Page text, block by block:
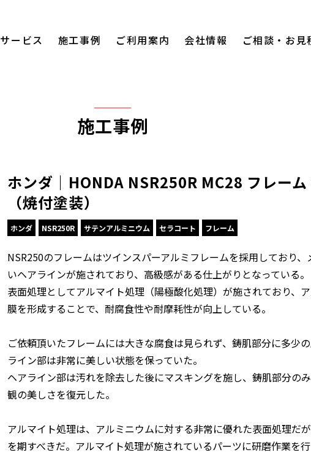
サービス 施工事例 ご利用案内 会社情報 ご相談・お見
施工事例
ホンダ｜HONDA NSR250R MC28 フレー
（焼付塗装）
ホンダ NSR250R サテンアルミニウム セラコート フレーム
NSR250のフレームはツインスパーアルミフレームを採用しており
いヘアラインが施されており、高級感がある仕上がりとなっている。
表面処理としてアルマイト処理（陽極酸化処理）が施されており、
膜を形成することで、耐腐食性や耐摩耗性が向上している。
ご依頼頂いたフレームには大きな腐食は見られず、鋳肌部分に多少
ライン部は非常に美しい状態を保っていた。
ヘアライン部は汚れを除去した後にマスキングを施し、鋳肌部分の
観の美しさを復元した。
アルマイト処理は、アルミニウムに対する非常に優れた表面処理だ
を期すべきだ。アルマイト処理が施されているパーツに研磨作業を